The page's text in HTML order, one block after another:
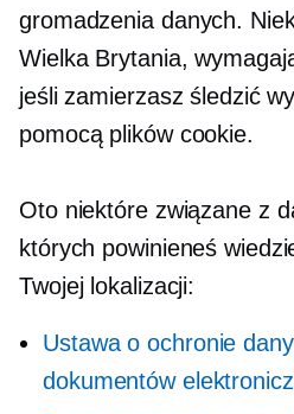
gromadzenia danych.
Wielka Brytania,
jeśli zamierzasz śledzić
pomocą plików cookie.
Oto niektóre związane z
których powinieneś
Twojej lokalizacji:
Ustawa o ochronie
dokumentów